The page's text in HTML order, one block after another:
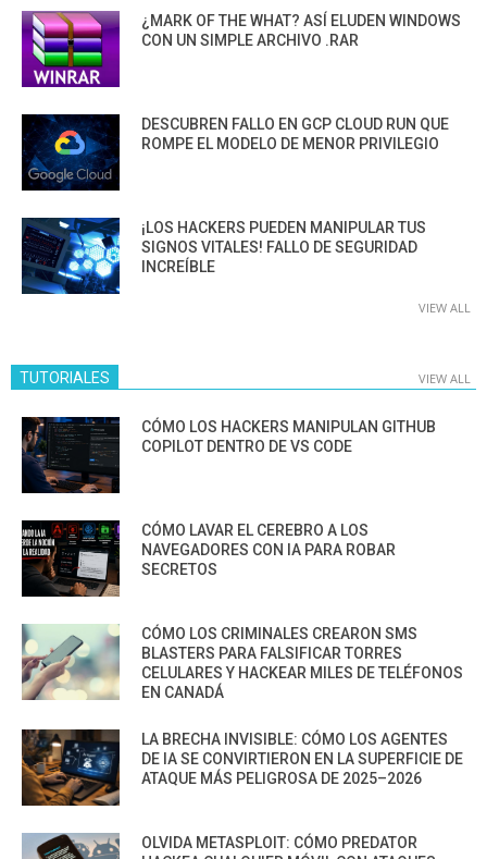
¿MARK OF THE WHAT? ASÍ ELUDEN WINDOWS
CON UN SIMPLE ARCHIVO .RAR
DESCUBREN FALLO EN GCP CLOUD RUN QUE
ROMPE EL MODELO DE MENOR PRIVILEGIO
¡LOS HACKERS PUEDEN MANIPULAR TUS
SIGNOS VITALES! FALLO DE SEGURIDAD
INCREÍBLE
VIEW ALL
TUTORIALES VIEW ALL
CÓMO LOS HACKERS MANIPULAN GITHUB
COPILOT DENTRO DE VS CODE
CÓMO LAVAR EL CEREBRO A LOS
NAVEGADORES CON IA PARA ROBAR
SECRETOS
CÓMO LOS CRIMINALES CREARON SMS
BLASTERS PARA FALSIFICAR TORRES
CELULARES Y HACKEAR MILES DE TELÉFONOS
EN CANADÁ
LA BRECHA INVISIBLE: CÓMO LOS AGENTES
DE IA SE CONVIRTIERON EN LA SUPERFICIE DE
ATAQUE MÁS PELIGROSA DE 2025–2026
OLVIDA METASPLOIT: CÓMO PREDATOR